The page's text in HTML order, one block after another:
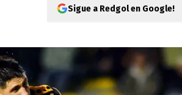
Sigue a Redgol en Google!